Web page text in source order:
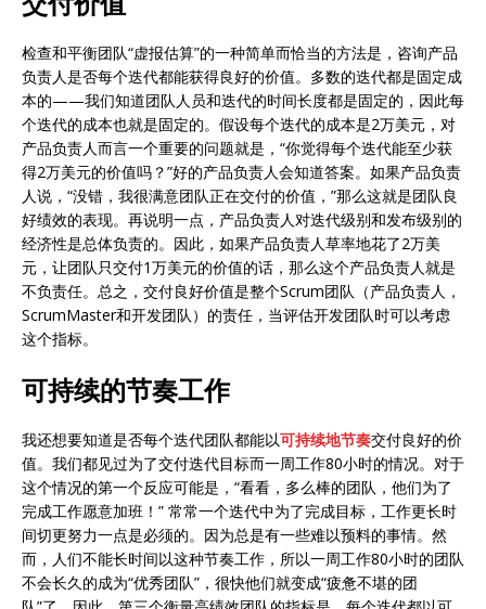
检查和平衡团队“虚报估算”的一种简单而恰当的方法是，咨询产品
负责人是否每个迭代都能获得良好的价值。多数的迭代都是固定成
本的——我们知道团队人员和迭代的时间长度都是固定的，因此每
个迭代的成本也就是固定的。假设每个迭代的成本是2万美元，对
产品负责人而言一个重要的问题就是，“你觉得每个迭代能至少获
得2万美元的价值吗？”好的产品负责人会知道答案。如果产品负责
人说，“没错，我很满意团队正在交付的价值，”那么这就是团队良
好绩效的表现。再说明一点，产品负责人对迭代级别和发布级别的
经济性是总体负责的。因此，如果产品负责人草率地花了2万美
元，让团队只交付1万美元的价值的话，那么这个产品负责人就是
不负责任。总之，交付良好价值是整个Scrum团队（产品负责人，
ScrumMaster和开发团队）的责任，当评估开发团队时可以考虑
这个指标。
可持续的节奏工作
我还想要知道是否每个迭代团队都能以可持续地节奏交付良好的价
值。我们都见过为了交付迭代目标而一周工作80小时的情况。对于
这个情况的第一个反应可能是，“看看，多么棒的团队，他们为了
完成工作愿意加班！” 常常一个迭代中为了完成目标，工作更长时
间切更努力一点是必须的。因为总是有一些难以预料的事情。然
而，人们不能长时间以这种节奏工作，所以一周工作80小时的团队
不会长久的成为“优秀团队”，很快他们就变成“疲惫不堪的团